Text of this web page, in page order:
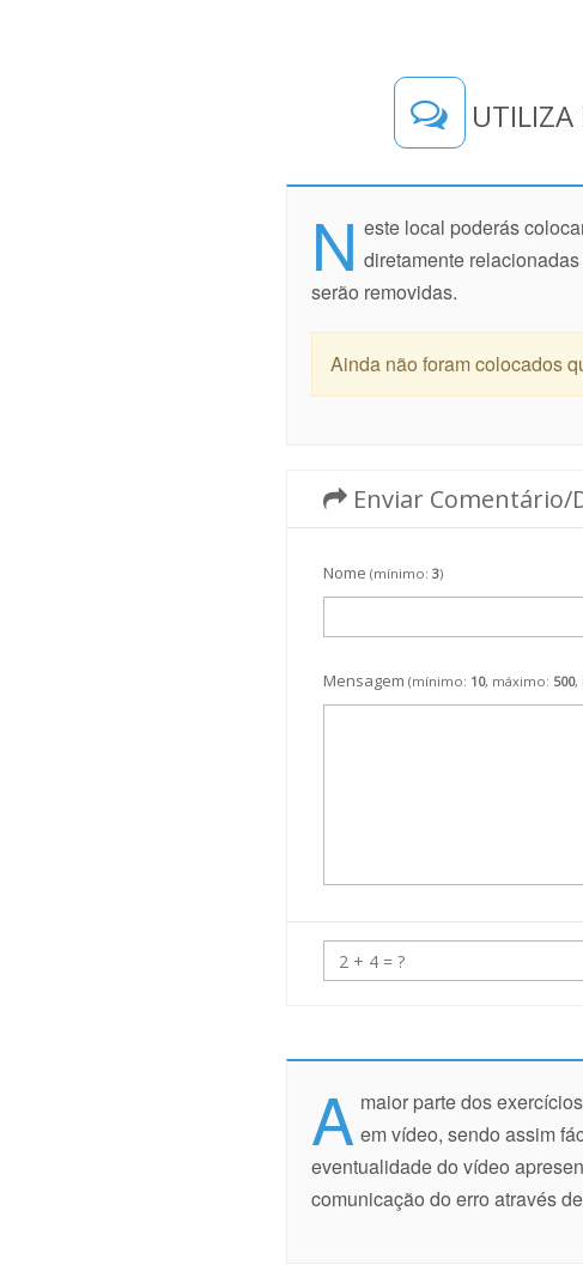
UTILIZA
N este local poderás
diretamente
serão removidas.
Ainda não foram colocados
Enviar Comentário/
Nome (mínimo: 3)
Mensagem (mínimo: 10, máximo: 500,
A maior parte dos
em vídeo, sendo assim
eventualidade do vídeo
comunicação do erro através